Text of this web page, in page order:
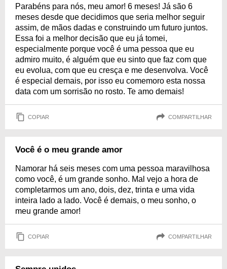
Parabéns para nós, meu amor! 6 meses! Já são 6
meses desde que decidimos que seria melhor seguir
assim, de mãos dadas e construindo um futuro juntos.
Essa foi a melhor decisão que eu já tomei,
especialmente porque você é uma pessoa que eu
admiro muito, é alguém que eu sinto que faz com que
eu evolua, com que eu cresça e me desenvolva. Você
é especial demais, por isso eu comemoro esta nossa
data com um sorrisão no rosto. Te amo demais!
COPIAR COMPARTILHAR
Você é o meu grande amor
Namorar há seis meses com uma pessoa maravilhosa
como você, é um grande sonho. Mal vejo a hora de
completarmos um ano, dois, dez, trinta e uma vida
inteira lado a lado. Você é demais, o meu sonho, o
meu grande amor!
COPIAR COMPARTILHAR